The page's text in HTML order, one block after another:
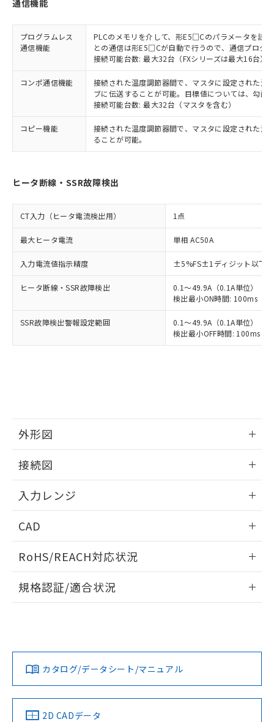
通信機能
プログラムレス
通信機能
PLCのメモリを介して、形E5□Cのパラメータを読
との通信は形E5□Cが自動で行うので、通信プログ
接続可能台数: 最大32台（FXシリーズは最大16台）
コンポ通信機能
接続された温度調節器間で、マスタに設定された温
ブに伝送することが可能。目標値については、勾配
接続可能台数: 最大32台（マスタを含む）
コピー機能
接続された温度調節器間で、マスタに設定された温
ることが可能。
ヒータ断線・SSR故障検出
CT入力（ヒータ電流検出用） 1点
最大ヒータ電流 単相 AC50A
入力電流値指示精度 ±5%FS±1ディジット以下
ヒータ断線・SSR故障検出
0.1～49.9A（0.1A単位）
検出最小ON時間: 100ms（
SSR故障検出警報設定範囲
0.1～49.9A（0.1A単位）
検出最小OFF時間: 100ms（
外形図
接続図
入力レンジ
CAD
ドすることができます。
ログイン/会員登録
ダウンロードデータをご利用いただく前に、以下を必ずお読
みください。
ソフトウェアの使用条件
RoHS/REACH対応状況
EU RoHS 注意事項・凡例
対応済み
中国 RoHS 注意事項・凡例
規格認証/適合状況
LR型式承認
（イギリス
船舶規格）
DNV型式承認
（ノルウェー
BV型式承認
（フランス
KR型式
（韓国
カタログ/データシート/マニュアル
2D CADデータ